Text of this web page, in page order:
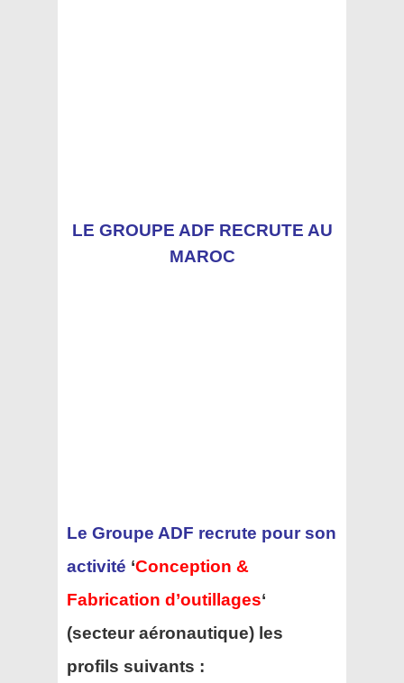
LE GROUPE ADF RECRUTE AU
MAROC
Le Groupe ADF recrute pour son
activité ‘Conception &
Fabrication d’outillages‘
(secteur aéronautique) les
profils suivants :